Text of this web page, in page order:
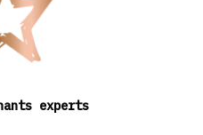
experts